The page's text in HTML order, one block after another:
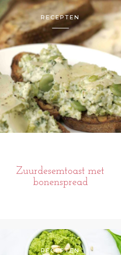
RECEPTEN
Zuurdesemtoast met
bonenspread
RECEPTEN